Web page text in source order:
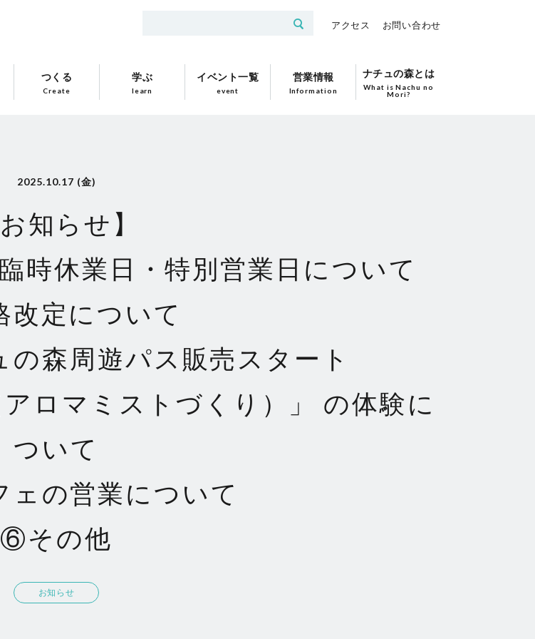
アクセス お問い合わせ
つくる
Create
学ぶ
learn
イベント一覧
event
営業情報
Information
ナチュの森とは
What is Nachu no
Mori?
2025.10.17 (金)
お知らせ】
休業日・特別営業日について
定について
森周遊パス販売スタート
ロマミストづくり）」 の体験に
ついて
の営業について
⑥その他
お知らせ